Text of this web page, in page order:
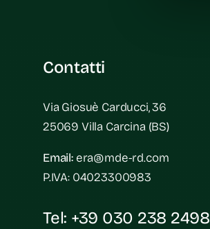
Contatti
Via Giosuè Carducci, 36
25069 Villa Carcina (BS)
Email:era@mde-rd.com
P.IVA: 04023300983
Tel: +39 030 238 2498